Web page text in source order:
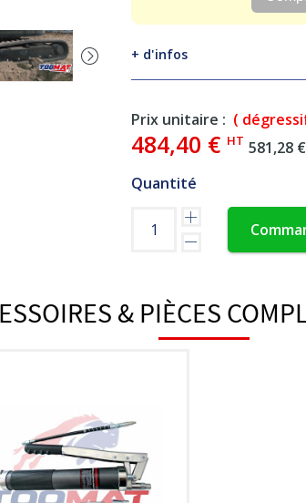
+ d'infos
Prix unitaire : (
484,40 € HT 581,28 €
Quantité
& PIÈCES